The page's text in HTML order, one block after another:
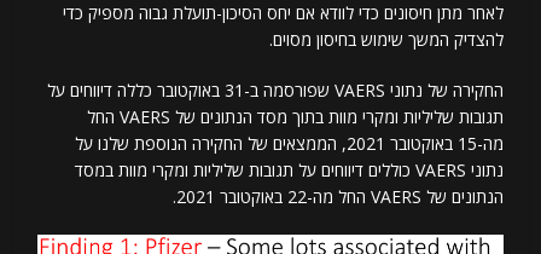
לאחר מתן חיסונים כדי לוודא אם יחס הסיכון-תועלת גבוה מספיק כדי
להצדיק המשך שימוש בחיסון מסוים.
החקירה של נתוני VAERS שפורסמה ב-31 באוקטובר כללה דיווחים על
תגובות שליליות ומקרי מוות בתוך מסד הנתונים של VAERS החל
מה-15 באוקטובר 2021, הממצאים של החקירה הנוספת שלנו על
נתוני VAERS כוללים דיווחים על תגובות שליליות ומקרי מוות במסד
הנתונים של VAERS החל מה-22 באוקטובר 2021.